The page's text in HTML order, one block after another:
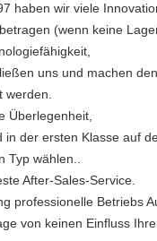
haben wir viele
(wenn keine
uns und machen
werden.
Überlegenheit,
in der ersten Klasse auf
Typ wählen..
After-Sales-Service.
professionelle Betriebs
von keinen Einfluss